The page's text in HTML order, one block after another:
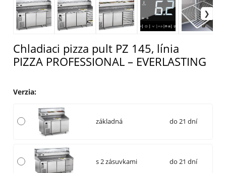
Chladiaci pizza pult PZ 145, línia
PIZZA PROFESSIONAL – EVERLASTING
Verzia:
základná do 21 dní
s 2 zásuvkami do 21 dní